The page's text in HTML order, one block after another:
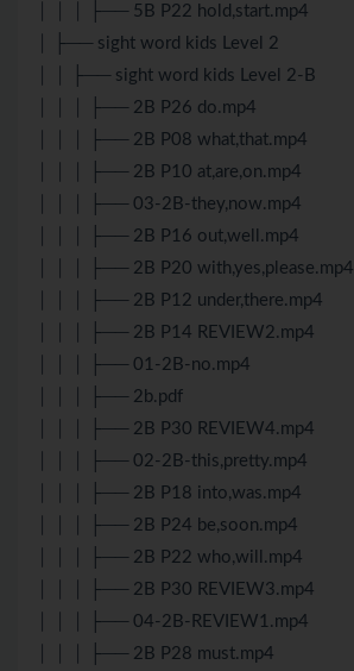
│ │ │ ├── 5B P22 hold,start.mp4
│ ├── sight word kids Level 2
│ │ ├── sight word kids Level 2-B
│ │ │ ├── 2B P26 do.mp4
│ │ │ ├── 2B P08 what,that.mp4
│ │ │ ├── 2B P10 at,are,on.mp4
│ │ │ ├── 03-2B-they,now.mp4
│ │ │ ├── 2B P16 out,well.mp4
│ │ │ ├── 2B P20 with,yes,please.mp4
│ │ │ ├── 2B P12 under,there.mp4
│ │ │ ├── 2B P14 REVIEW2.mp4
│ │ │ ├── 01-2B-no.mp4
│ │ │ ├── 2b.pdf
│ │ │ ├── 2B P30 REVIEW4.mp4
│ │ │ ├── 02-2B-this,pretty.mp4
│ │ │ ├── 2B P18 into,was.mp4
│ │ │ ├── 2B P24 be,soon.mp4
│ │ │ ├── 2B P22 who,will.mp4
│ │ │ ├── 2B P30 REVIEW3.mp4
│ │ │ ├── 04-2B-REVIEW1.mp4
│ │ │ ├── 2B P28 must.mp4